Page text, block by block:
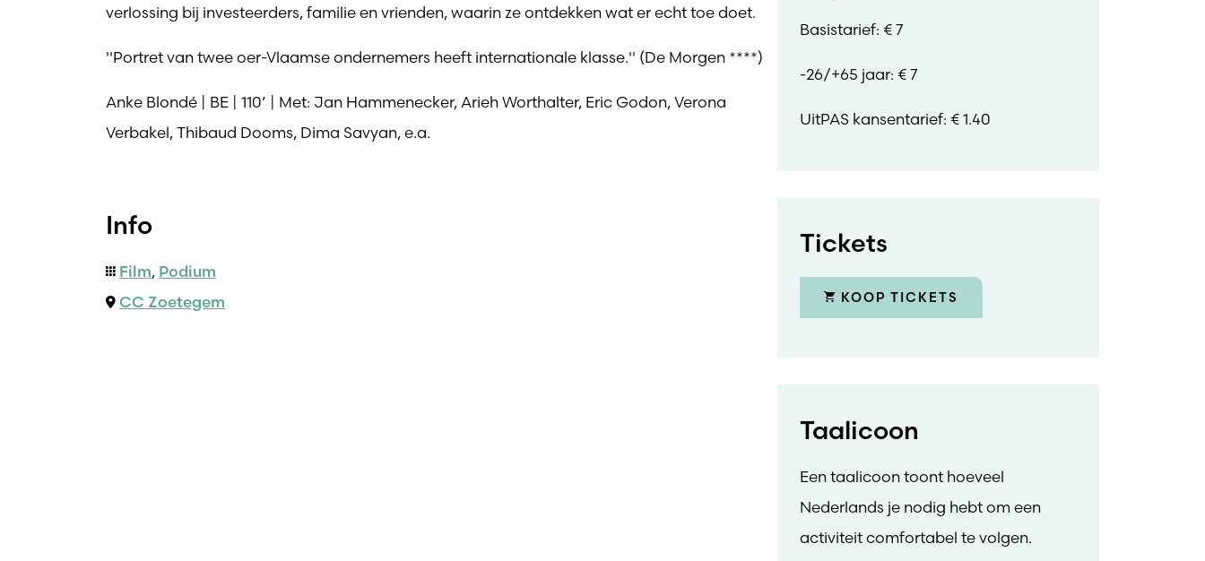
verlossing bij investeerders, familie en vrienden, waarin ze ontdekken wat er echt toe doet.
''Portret van twee oer-Vlaamse ondernemers heeft internationale klasse.'' (De Morgen ****)
Anke Blondé | BE | 110’ | Met: Jan Hammenecker, Arieh Worthalter, Eric Godon, Verona
Verbakel, Thibaud Dooms, Dima Savyan, e.a.
Info
Film, Podium
CC Zoetegem
Basistarief: € 7
-26/+65 jaar: € 7
UitPAS kansentarief: € 1.40
Tickets
KOOP TICKETS
Taalicoon
Een taalicoon toont hoeveel
Nederlands je nodig hebt om een
activiteit comfortabel te volgen.